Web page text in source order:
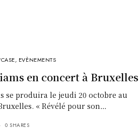
, EVÈNEMENTS
en concert à Bruxelles
se produira le jeudi 20 octobre au
« Révélé pour son…
0 SHARES